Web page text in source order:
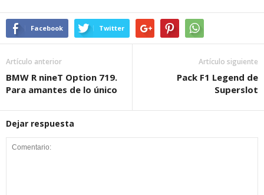
Facebook Twitter
Artículo anterior
BMW R nineT Option 719.
Para amantes de lo único
Artículo siguiente
Pack F1 Legend de
Superslot
Dejar respuesta